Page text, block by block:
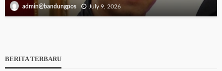
admin@bandungpos July 9, 2026
BERITA TERBARU